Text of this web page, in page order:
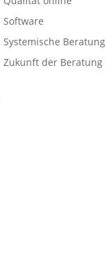
Software
Systemische Beratung
Zukunft der Beratung